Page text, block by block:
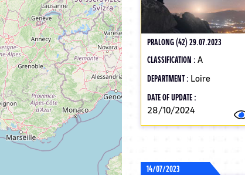
PRALONG (42) 29.07.2023
CLASSIFICATION : A
DEPARTMENT : Loire
DATE OF UPDATE :
28/10/2024
14/07/2023